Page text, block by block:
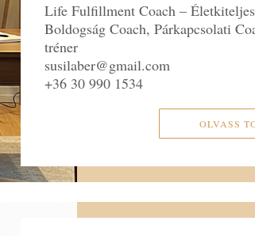
Life Fulfillment Coach –
Boldogság Coach, Párkapcsolati
tréner
susilaber@gmail.com
+36 30 990 1534
OLVASS